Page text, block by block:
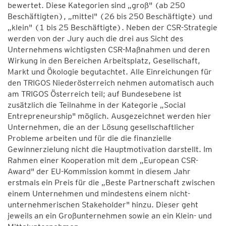
bewertet. Diese Kategorien sind „groß" (ab 250
Beschäftigten), „mittel" (26 bis 250 Beschäftigte) und
„klein" (1 bis 25 Beschäftigte). Neben der CSR-Strategie
werden von der Jury auch die drei aus Sicht des
Unternehmens wichtigsten CSR-Maßnahmen und deren
Wirkung in den Bereichen Arbeitsplatz, Gesellschaft,
Markt und Ökologie begutachtet. Alle Einreichungen für
den TRIGOS Niederösterreich nehmen automatisch auch
am TRIGOS Österreich teil; auf Bundesebene ist
zusätzlich die Teilnahme in der Kategorie „Social
Entrepreneurship" möglich. Ausgezeichnet werden hier
Unternehmen, die an der Lösung gesellschaftlicher
Probleme arbeiten und für die die finanzielle
Gewinnerzielung nicht die Hauptmotivation darstellt. Im
Rahmen einer Kooperation mit dem „European CSR-
Award" der EU-Kommission kommt in diesem Jahr
erstmals ein Preis für die „Beste Partnerschaft zwischen
einem Unternehmen und mindestens einem nicht-
unternehmerischen Stakeholder" hinzu. Dieser geht
jeweils an ein Großunternehmen sowie an ein Klein- und